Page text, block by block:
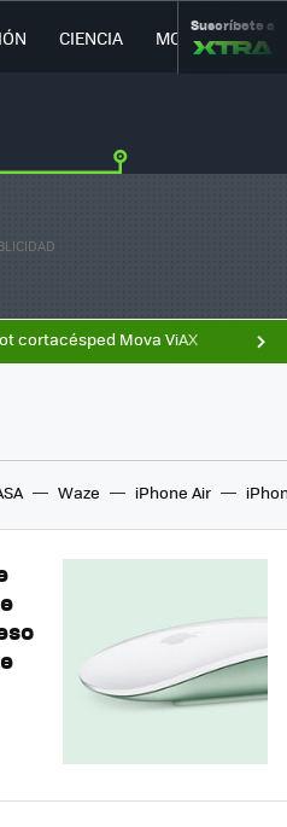
CIENCIA MOVILIDAD
Suscríbete a
cortacésped Mova ViAX
Waze iPhone Air